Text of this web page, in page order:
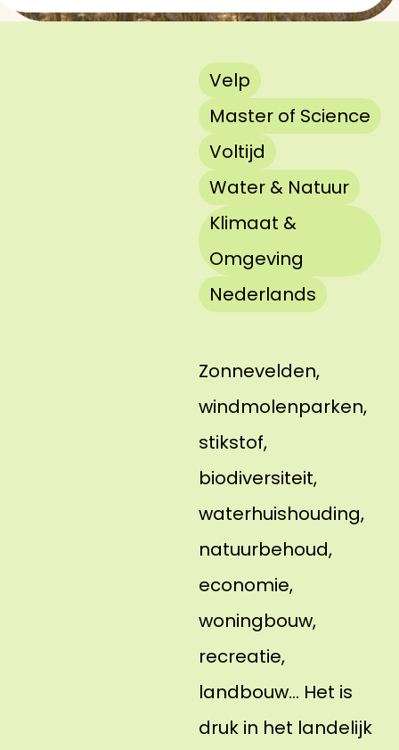
Velp
Master of Science
Voltijd
Water & Natuur
Klimaat &
Omgeving
Nederlands
Zonnevelden,
windmolenparken,
stikstof,
biodiversiteit,
waterhuishouding,
natuurbehoud,
economie,
woningbouw,
recreatie,
landbouw… Het is
druk in het landelijk